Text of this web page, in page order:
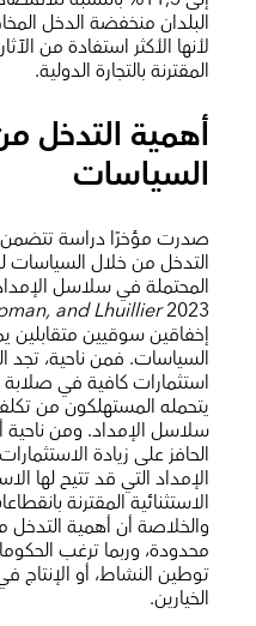
البلدان منخفضة الدخل
لأنها الأكثر استفادة من
المقترنة بالتجارة الدولية.
أهمية التدخل
السياسات
صدرت مؤخرًا دراسة تتضمن
التدخل من خلال السياسات
المحتملة في سلاسل
and Lhuillier
إخفاقين سوقيين
السياسات. فمن ناحية،
استثمارات كافية في
يتحمله المستهلكون من
سلاسل الإمداد. ومن ناحية
الحافز على زيادة
الإمداد التي قد تتيح لها
الاستثنائية المقترنة
والخلاصة أن أهمية
محدودة، وربما ترغب
توطين النشاط، أو الإنتاج
الخيارين.